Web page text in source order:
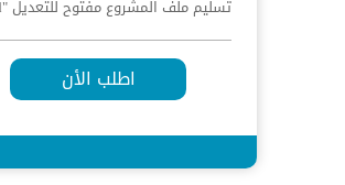
تسليم ملف المشروع مفتوح للتعديل "Word"
اطلب الأن